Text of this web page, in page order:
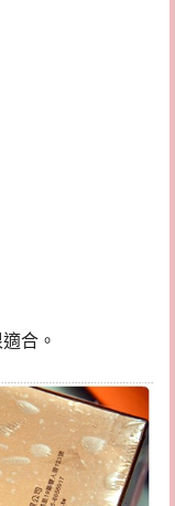
合。